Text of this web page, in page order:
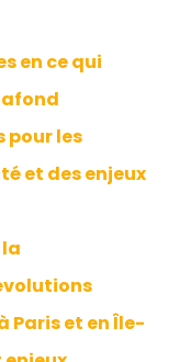
en ce qui
pour les
et des enjeux
Paris et en Île-